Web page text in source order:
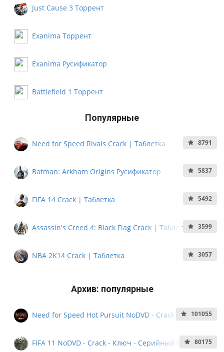
Just Cause 3 Торрент
Exanima Торрент
Exanima Русификатор
Battlefield 1 Торрент
Популярные
Need for Speed Rivals Crack | Таблетка 8791
Batman: Arkham Origins Русификатор 5837
FIFA 14 Crack | Таблетка 5492
Assassin's Creed 4: Black Flag Crack | Таблетка 3599
NBA 2K14 Crack | Таблетка 3057
Архив: популярные
Need for Speed Hot Pursuit NoDVD - Crack - Ключ -
101055
FIFA 11 NoDVD - Crack - Ключ - Серийный Номер -80175